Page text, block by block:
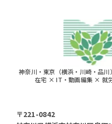
神奈川・東京（横浜・川崎・品川
在宅 × IT・動画編集 × 就
〒221-0842